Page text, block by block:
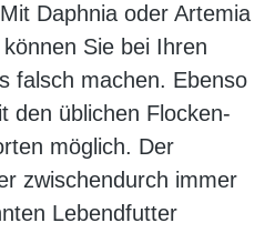
Daphnia oder Artemia
Sie bei Ihren
falsch machen. Ebenso
den üblichen Flocken-
möglich. Der
zwischendurch immer
Lebendfutter